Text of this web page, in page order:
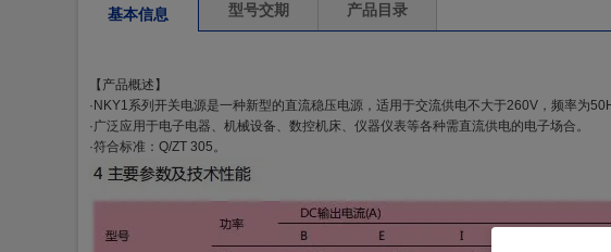
基本信息 型号交期 产品目录
【产品概述】
·NKY1系列开关电源是一种新型的直流稳压电源，适用于交流供电不大于260V，频率为
·广泛应用于电子电器、机械设备、数控机床、仪器仪表等各种需直流供电的电子场合。
·符合标准：Q/ZT 305。